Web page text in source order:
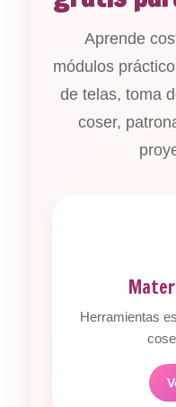
Aprende
módulos
de telas, toma
coser,
Herramientas